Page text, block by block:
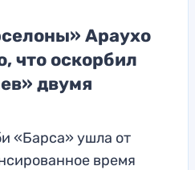
Араухо
что оскорбил
двумя
«Барса» ушла от
время